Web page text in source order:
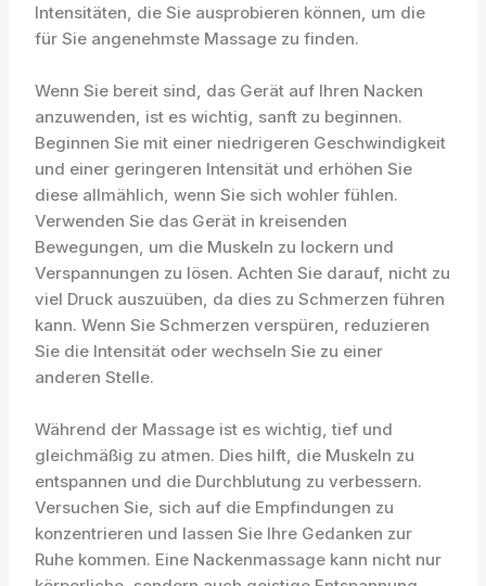
Intensitäten, die Sie ausprobieren können, um die
für Sie angenehmste Massage zu finden.
Wenn Sie bereit sind, das Gerät auf Ihren Nacken
anzuwenden, ist es wichtig, sanft zu beginnen.
Beginnen Sie mit einer niedrigeren Geschwindigkeit
und einer geringeren Intensität und erhöhen Sie
diese allmählich, wenn Sie sich wohler fühlen.
Verwenden Sie das Gerät in kreisenden
Bewegungen, um die Muskeln zu lockern und
Verspannungen zu lösen. Achten Sie darauf, nicht zu
viel Druck auszuüben, da dies zu Schmerzen führen
kann. Wenn Sie Schmerzen verspüren, reduzieren
Sie die Intensität oder wechseln Sie zu einer
anderen Stelle.
Während der Massage ist es wichtig, tief und
gleichmäßig zu atmen. Dies hilft, die Muskeln zu
entspannen und die Durchblutung zu verbessern.
Versuchen Sie, sich auf die Empfindungen zu
konzentrieren und lassen Sie Ihre Gedanken zur
Ruhe kommen. Eine Nackenmassage kann nicht nur